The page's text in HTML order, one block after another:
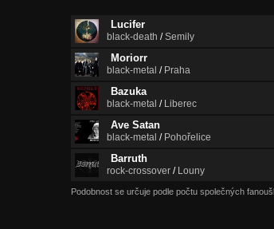
Lucifer
black-death /Semily
Moriorr
black-metal / Praha
Bazuka
black-metal / Liberec
Ave Satan
black-metal / Pohořelice
Barruth
rock-crossover / Louny
Podobnost se určuje podle počtu společných